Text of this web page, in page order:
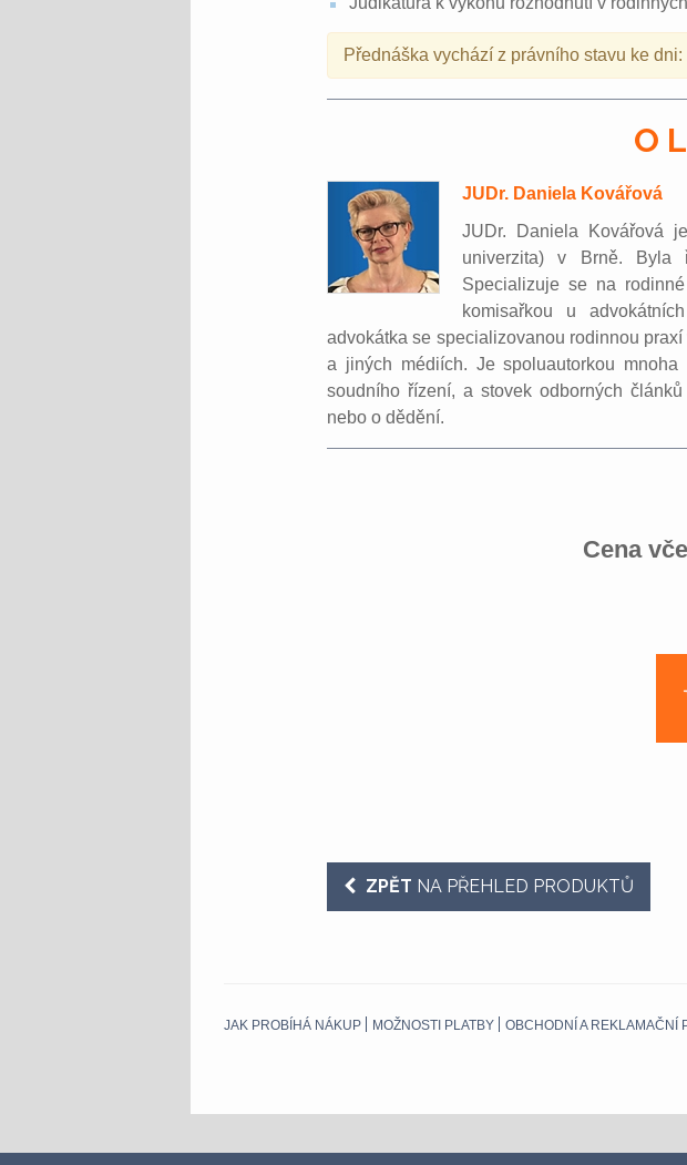
Přednáška vychází z právního stavu ke dni:
O
JUDr. Daniela Kovářová
JUDr. Daniela Kovářová
univerzita) v Brně. Byla
Specializuje se na
komisařkou u
advokátka se specializovanou rodinnou
a jiných médiích. Je spoluautorkou
soudního řízení, a stovek odborných
nebo o dědění.
Cena
ZPĚT NA PŘEHLED PRODUKTŮ
JAK PROBÍHÁ NÁKUP MOŽNOSTI PLATBY OBCHODNÍ A REKLAMAČNÍ